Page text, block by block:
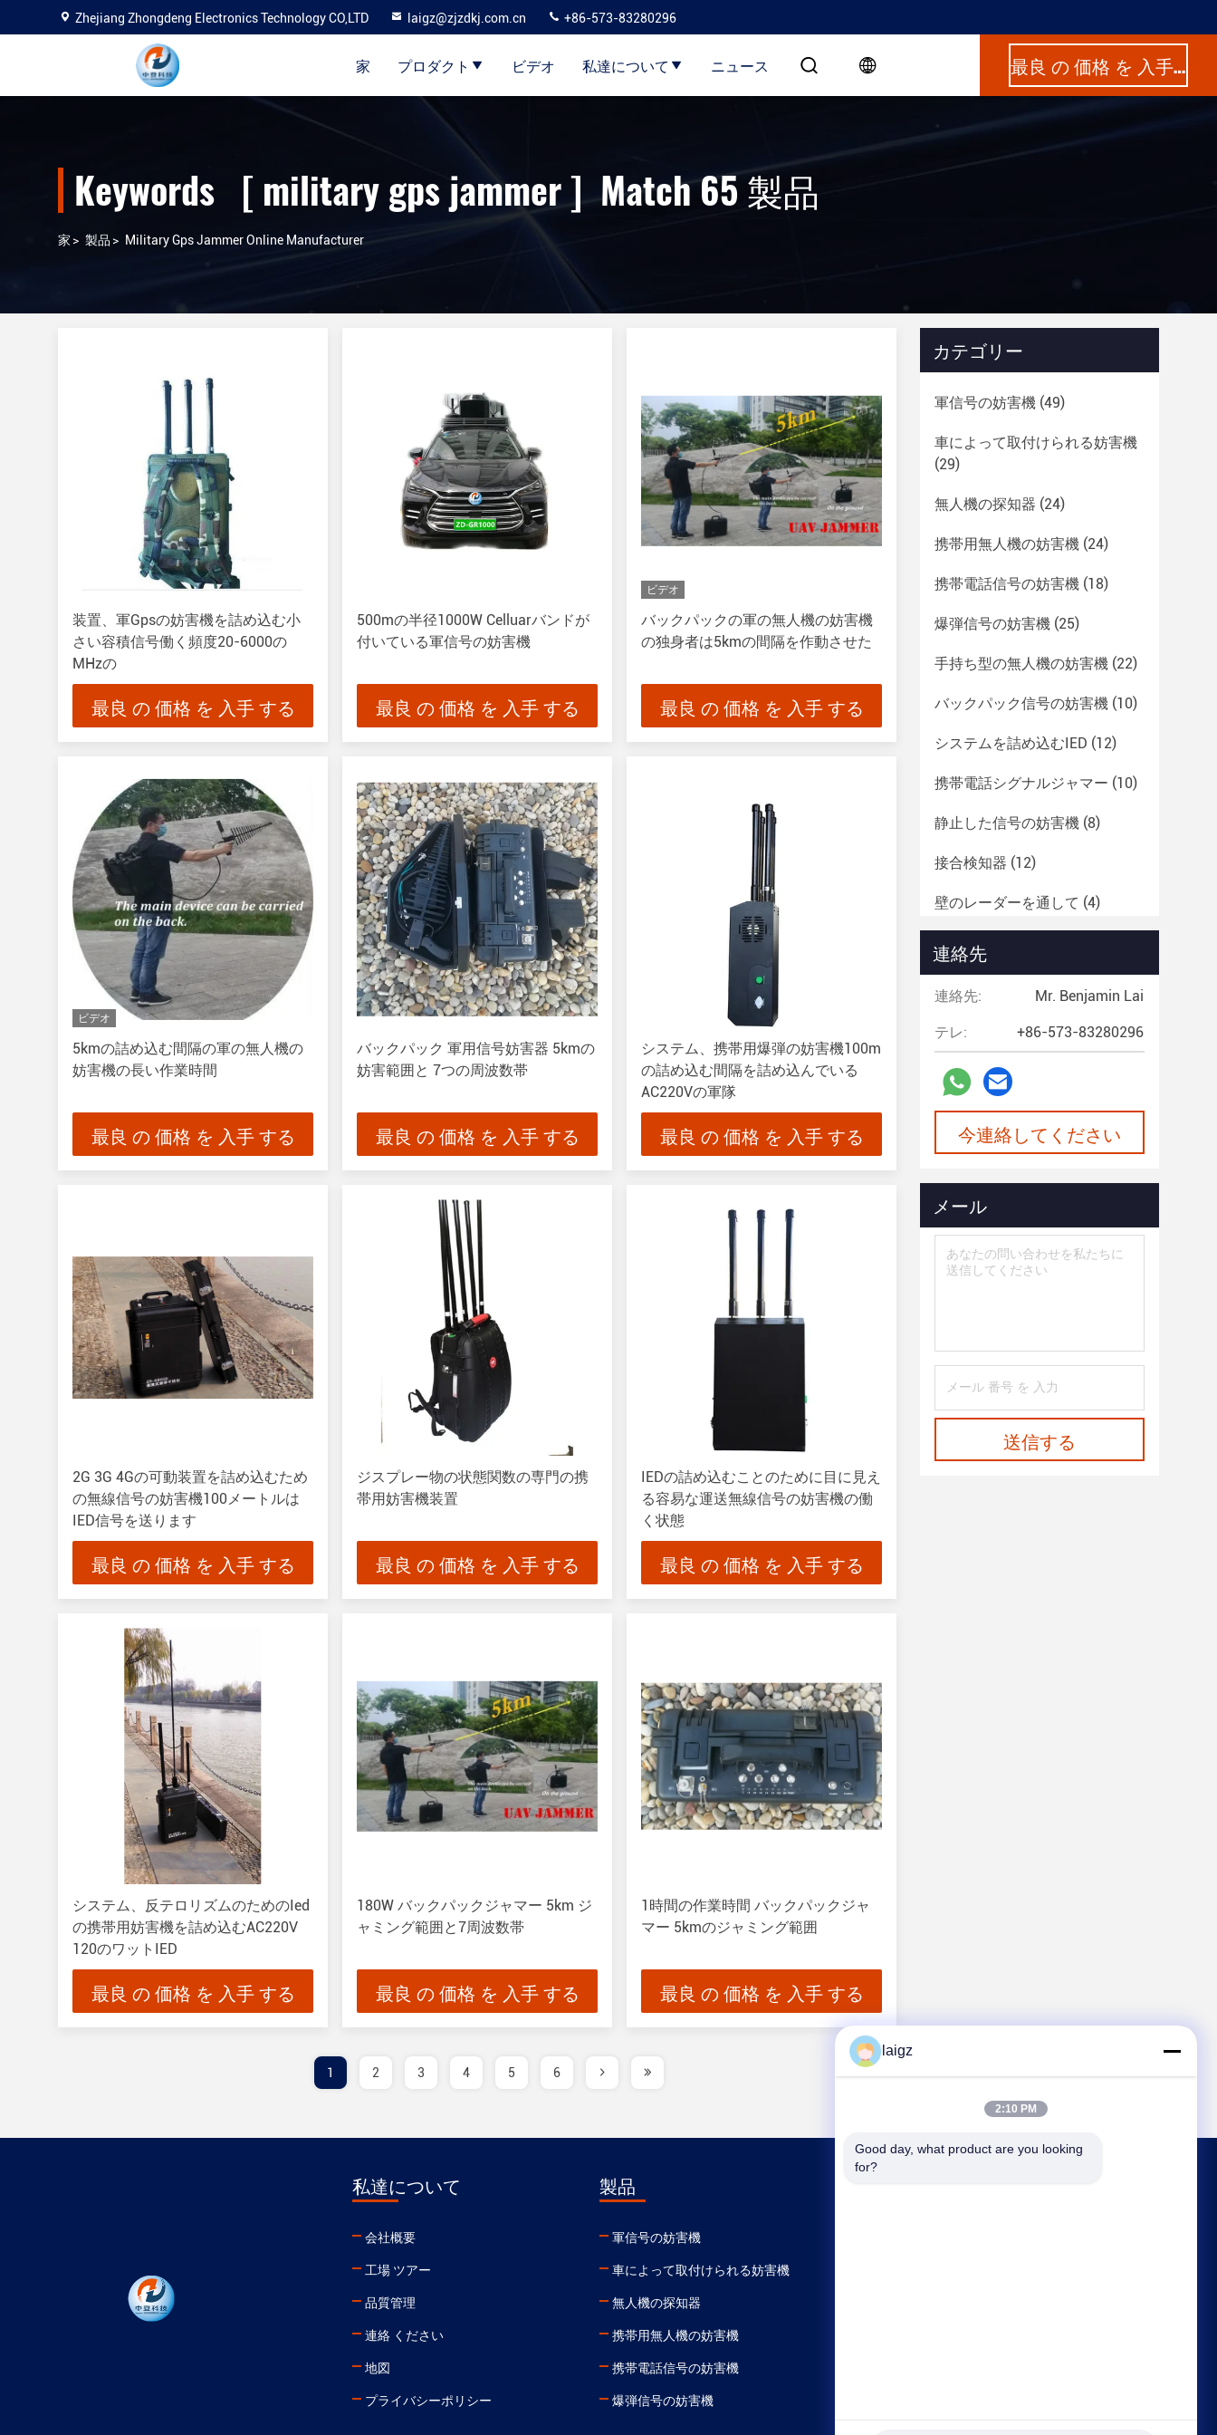
Zhejiang Zhongdeng Electronics Technology CO,LTD laigz@zjzdkj.com.cn +86-573-83280296
家 プロダクト ビデオ 私達について ニュース 最良 の 価格 を 入手 する
Keywords [ military gps jammer ] Match 65 製品
家 > 製品 > Military Gps Jammer Online Manufacturer
装置、軍Gpsの妨害機を詰め込む小
さい容積信号働く頻度20-6000の
MHzの
最良 の 価格 を 入手 する
500mの半径1000W Celluarバンドが
付いている軍信号の妨害機
最良 の 価格 を 入手 する
ビデオ
バックパックの軍の無人機の妨害機
の独身者は5kmの間隔を作動させた
最良 の 価格 を 入手 する
ビデオ
5kmの詰め込む間隔の軍の無人機の
妨害機の長い作業時間
最良 の 価格 を 入手 する
バックパック 軍用信号妨害器 5kmの
妨害範囲と 7つの周波数帯
最良 の 価格 を 入手 する
システム、携帯用爆弾の妨害機100m
の詰め込む間隔を詰め込んでいる
AC220Vの軍隊
最良 の 価格 を 入手 する
2G 3G 4Gの可動装置を詰め込むため
の無線信号の妨害機100メートルは
IED信号を送ります
最良 の 価格 を 入手 する
ジスプレー物の状態関数の専門の携
帯用妨害機装置
最良 の 価格 を 入手 する
IEDの詰め込むことのために目に見え
る容易な運送無線信号の妨害機の働
く状態
最良 の 価格 を 入手 する
システム、反テロリズムのためのIed
の携帯用妨害機を詰め込むAC220V
120のワットIED
最良 の 価格 を 入手 する
180W バックパックジャマー 5km ジ
ャミング範囲と7周波数帯
最良 の 価格 を 入手 する
1時間の作業時間 バックパックジャ
マー 5kmのジャミング範囲
最良 の 価格 を 入手 する
カテゴリー
軍信号の妨害機 (49)
車によって取付けられる妨害機
(29)
無人機の探知器 (24)
携帯用無人機の妨害機 (24)
携帯電話信号の妨害機 (18)
爆弾信号の妨害機 (25)
手持ち型の無人機の妨害機 (22)
バックパック信号の妨害機 (10)
システムを詰め込むIED (12)
携帯電話シグナルジャマー (10)
静止した信号の妨害機 (8)
接合検知器 (12)
壁のレーダーを通して (4)
衛星救助標識
(5)
連絡先
連絡先: Mr. Benjamin Lai
テレ: +86-573-83280296
今連絡してください
メール
送信する
1 2 3 4 5 6
私達について
会社概要
工場 ツアー
品質管理
連絡 ください
地図
プライバシーポリシー
製品
軍信号の妨害機
車によって取付けられる妨害機
無人機の探知器
携帯用無人機の妨害機
携帯電話信号の妨害機
爆弾信号の妨害機
laigz
2:10 PM
Good day, what product are you looking
for?